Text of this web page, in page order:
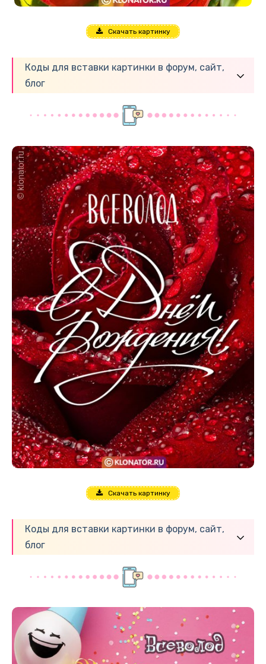
Скачать картинку
Коды для вставки картинки в форум, сайт,
блог
Скачать картинку
Коды для вставки картинки в форум, сайт,
блог